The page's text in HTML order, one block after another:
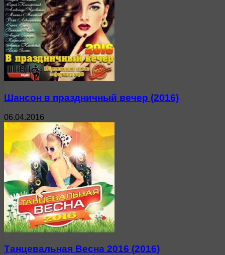
Шансон в праздничный вечер (2016)
06.04.2016
Танцевальная Весна 2016 (2016)